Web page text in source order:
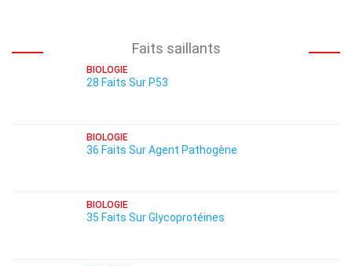
Faits saillants
BIOLOGIE
28 Faits Sur P53
BIOLOGIE
36 Faits Sur Agent Pathogène
BIOLOGIE
35 Faits Sur Glycoprotéines